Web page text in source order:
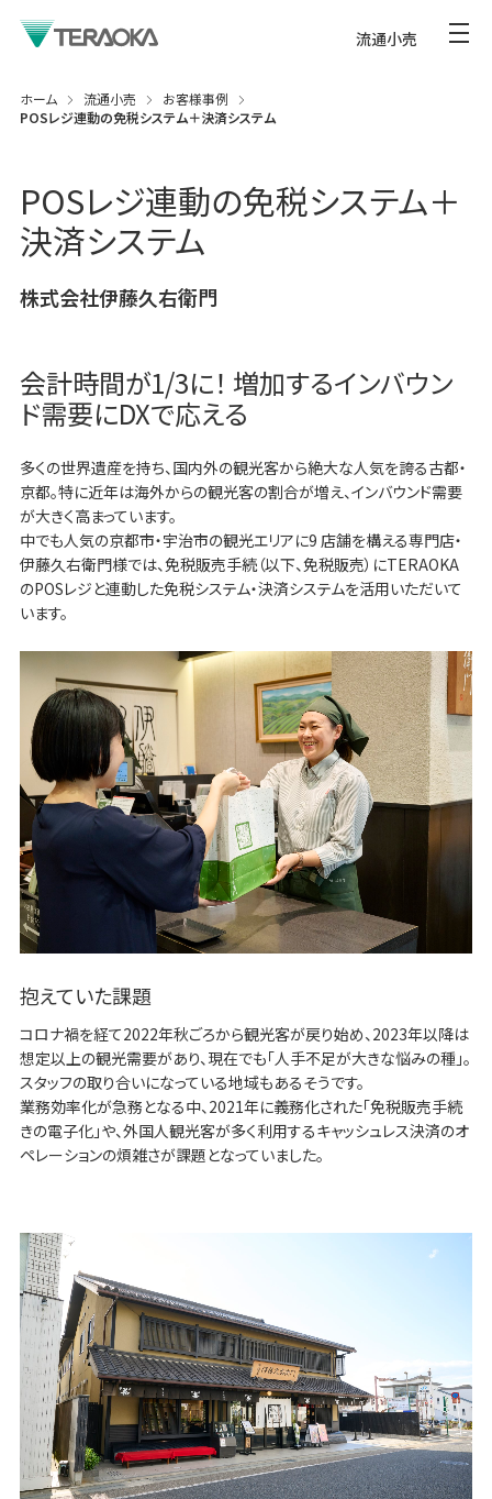
流通小売
ホーム 流通小売
お客様事例
POSレジ連動の免税システム＋決済システム
POSレジ連動の免税システム＋
決済システム
株式会社伊藤久右衛門
会計時間が1/3に！ 増加するインバウン
ド需要にDXで応える
多くの世界遺産を持ち、国内外の観光客から絶大な人気を誇る古都・
京都。特に近年は海外からの観光客の割合が増え、インバウンド需要
が大きく高まっています。
中でも人気の京都市・宇治市の観光エリアに9 店舗を構える専門店・
伊藤久右衛門様では、免税販売手続（以下、免税販売）にTERAOKA
のPOSレジと連動した免税システム・決済システムを活用いただいて
います。
抱えていた課題
コロナ禍を経て2022年秋ごろから観光客が戻り始め、2023年以降は
想定以上の観光需要があり、現在でも「人手不足が大きな悩みの種」。
スタッフの取り合いになっている地域もあるそうです。
業務効率化が急務となる中、2021年に義務化された「免税販売手続
きの電子化」や、外国人観光客が多く利用するキャッシュレス決済のオ
ペレーションの煩雑さが課題となっていました。